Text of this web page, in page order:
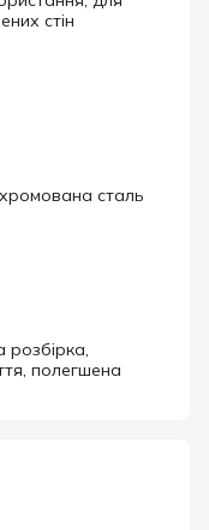
стін
сталь
розбірка,
полегшена